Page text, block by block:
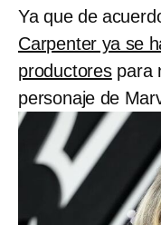
Ya que de
Carpenter ya se
productorespara
personaje de